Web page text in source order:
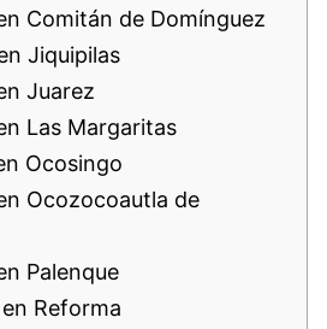
Comitán de Domínguez
Jiquipilas
Juarez
Las Margaritas
Ocosingo
Ocozocoautla de
Palenque
Reforma